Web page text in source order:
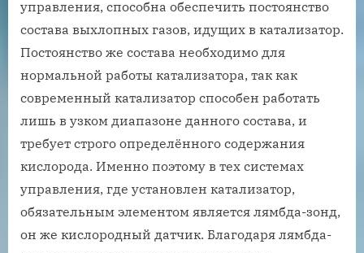
управления, способна обеспечить постоянство
состава выхлопных газов, идущих в катализатор.
Постоянство же состава необходимо для
нормальной работы катализатора, так как
современный катализатор способен работать
лишь в узком диапазоне данного состава, и
требует строго определённого содержания
кислорода. Именно поэтому в тех системах
управления, где установлен катализатор,
обязательным элементом является лямбда-зонд,
он же кислородный датчик. Благодаря лямбда-